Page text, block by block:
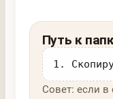
Путь к
1.
Совет: если в